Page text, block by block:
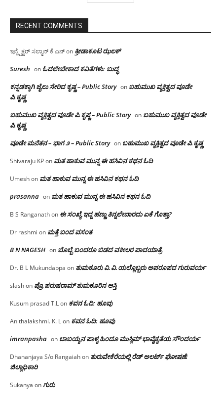
RECENT COMMENTS
ಇನ್ಸ್ಪೆಕ್ಟರ್ ಸಲ್ಮಾನ್ ಕೆ ಎನ್on ಕ್ರೀಡಾಕೂಟ ಝಲಕ್
Suresh on ಓದಲೇಬೇಕಾದ‌ ಕವಿತೆಗಳು: ಬುದ್ಧ
ಕನ್ನಡಕ್ಕಾಗಿ ಜೈಲು ಸೇರಿದ ಕೃಷ್ಣ – Public Story on ಬಹುಮುಖ ವ್ಯಕ್ತಿತ್ವದ ವೂಡೇ
ಪಿ.ಕೃಷ್ಣ
ಬಹುಮುಖ ವ್ಯಕ್ತಿತ್ವದ ವೂಡೇ ಪಿ.ಕೃಷ್ಣ – Public Story on ಬಹುಮುಖ ವ್ಯಕ್ತಿತ್ವದ ವೂಡೇ
ಪಿ.ಕೃಷ್ಣ
ವೂಡೇ ಮನೆತನ – ಭಾಗ ೨ – Public Story on ಬಹುಮುಖ ವ್ಯಕ್ತಿತ್ವದ ವೂಡೇ ಪಿ.ಕೃಷ್ಣ
Shivaraju KPon ಮತ ಹಾಕುವ ಮುನ್ನ ಈ ಹಸಿವಿನ ಕಥನ ಓದಿ
Umeshon ಮತ ಹಾಕುವ ಮುನ್ನ ಈ ಹಸಿವಿನ ಕಥನ ಓದಿ
prasanna on ಮತ ಹಾಕುವ ಮುನ್ನ ಈ ಹಸಿವಿನ ಕಥನ ಓದಿ
B S Ranganathon ಈ ಸಂಖ್ಯೆ ಇದ್ದ ಹಣ್ಣು ತಿನ್ನಲೇಬಾರದು ಏಕೆ ಗೊತ್ತಾ?
Dr rashmi on ಮತ್ತೆ ಬಂದ ವಸಂತ
B N NAGESH on ಬೊಬ್ಬೆ ಬಂದರೂ ಬಿಡದ ವಕೀಲರ ಪಾದಯಾತ್ರೆ
Dr. B L Mukundappa on ತುಮಕೂರು‌ ವಿ.ವಿ.ಯಲ್ಲೊಬ್ಬರು ಅಪರೂಪದ ಗುರುವರ್ಯ
slashon ಪ್ರೊ.ಪರುಷರಾಮ್ ತುಮಕೂರಿನ ಆಸ್ತಿ
Kusum prasad T.Lon ಕವನ ಓದಿ: ಹೂವು
Anithalakshmi. K. Lon ಕವನ ಓದಿ: ಹೂವು
imranpasha on ಬಾಬಯ್ಯನ ಪಾಳ್ಯ ಹಿಂದೂ ಮುಸ್ಲಿಮ್ ಭಾವೈಕ್ಯತೆಯ ಸೌಂದರ್ಯ
Dhananjaya S/o Rangaiahon ತುರುವೇಕೆರೆಯಲ್ಲಿ ರೆಡ್ ಅಲರ್ಟ್ ಘೋಷಣೆ:
ಜಿಲ್ಲಾಧಿಕಾರಿ
Sukanya onಗುರು